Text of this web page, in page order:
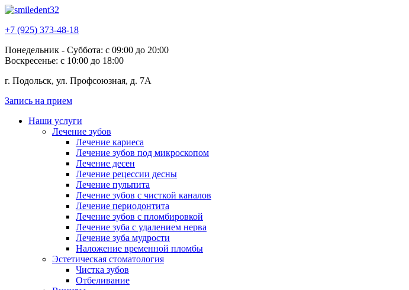
+7 (925) 373-48-18
Понедельник - Суббота: с 09:00 до 20:00
Воскресенье: с 10:00 до 18:00
г. Подольск, ул. Профсоюзная, д. 7А
Запись на прием
Наши услуги
Лечение зубов
Лечение кариеса
Лечение зубов под микроскопом
Лечение десен
Лечение рецессии десны
Лечение пульпита
Лечение зубов с чисткой каналов
Лечение периодонтита
Лечение зубов с пломбировкой
Лечение зуба с удалением нерва
Лечение зуба мудрости
Наложение временной пломбы
Эстетическая стоматология
Чистка зубов
Отбеливание